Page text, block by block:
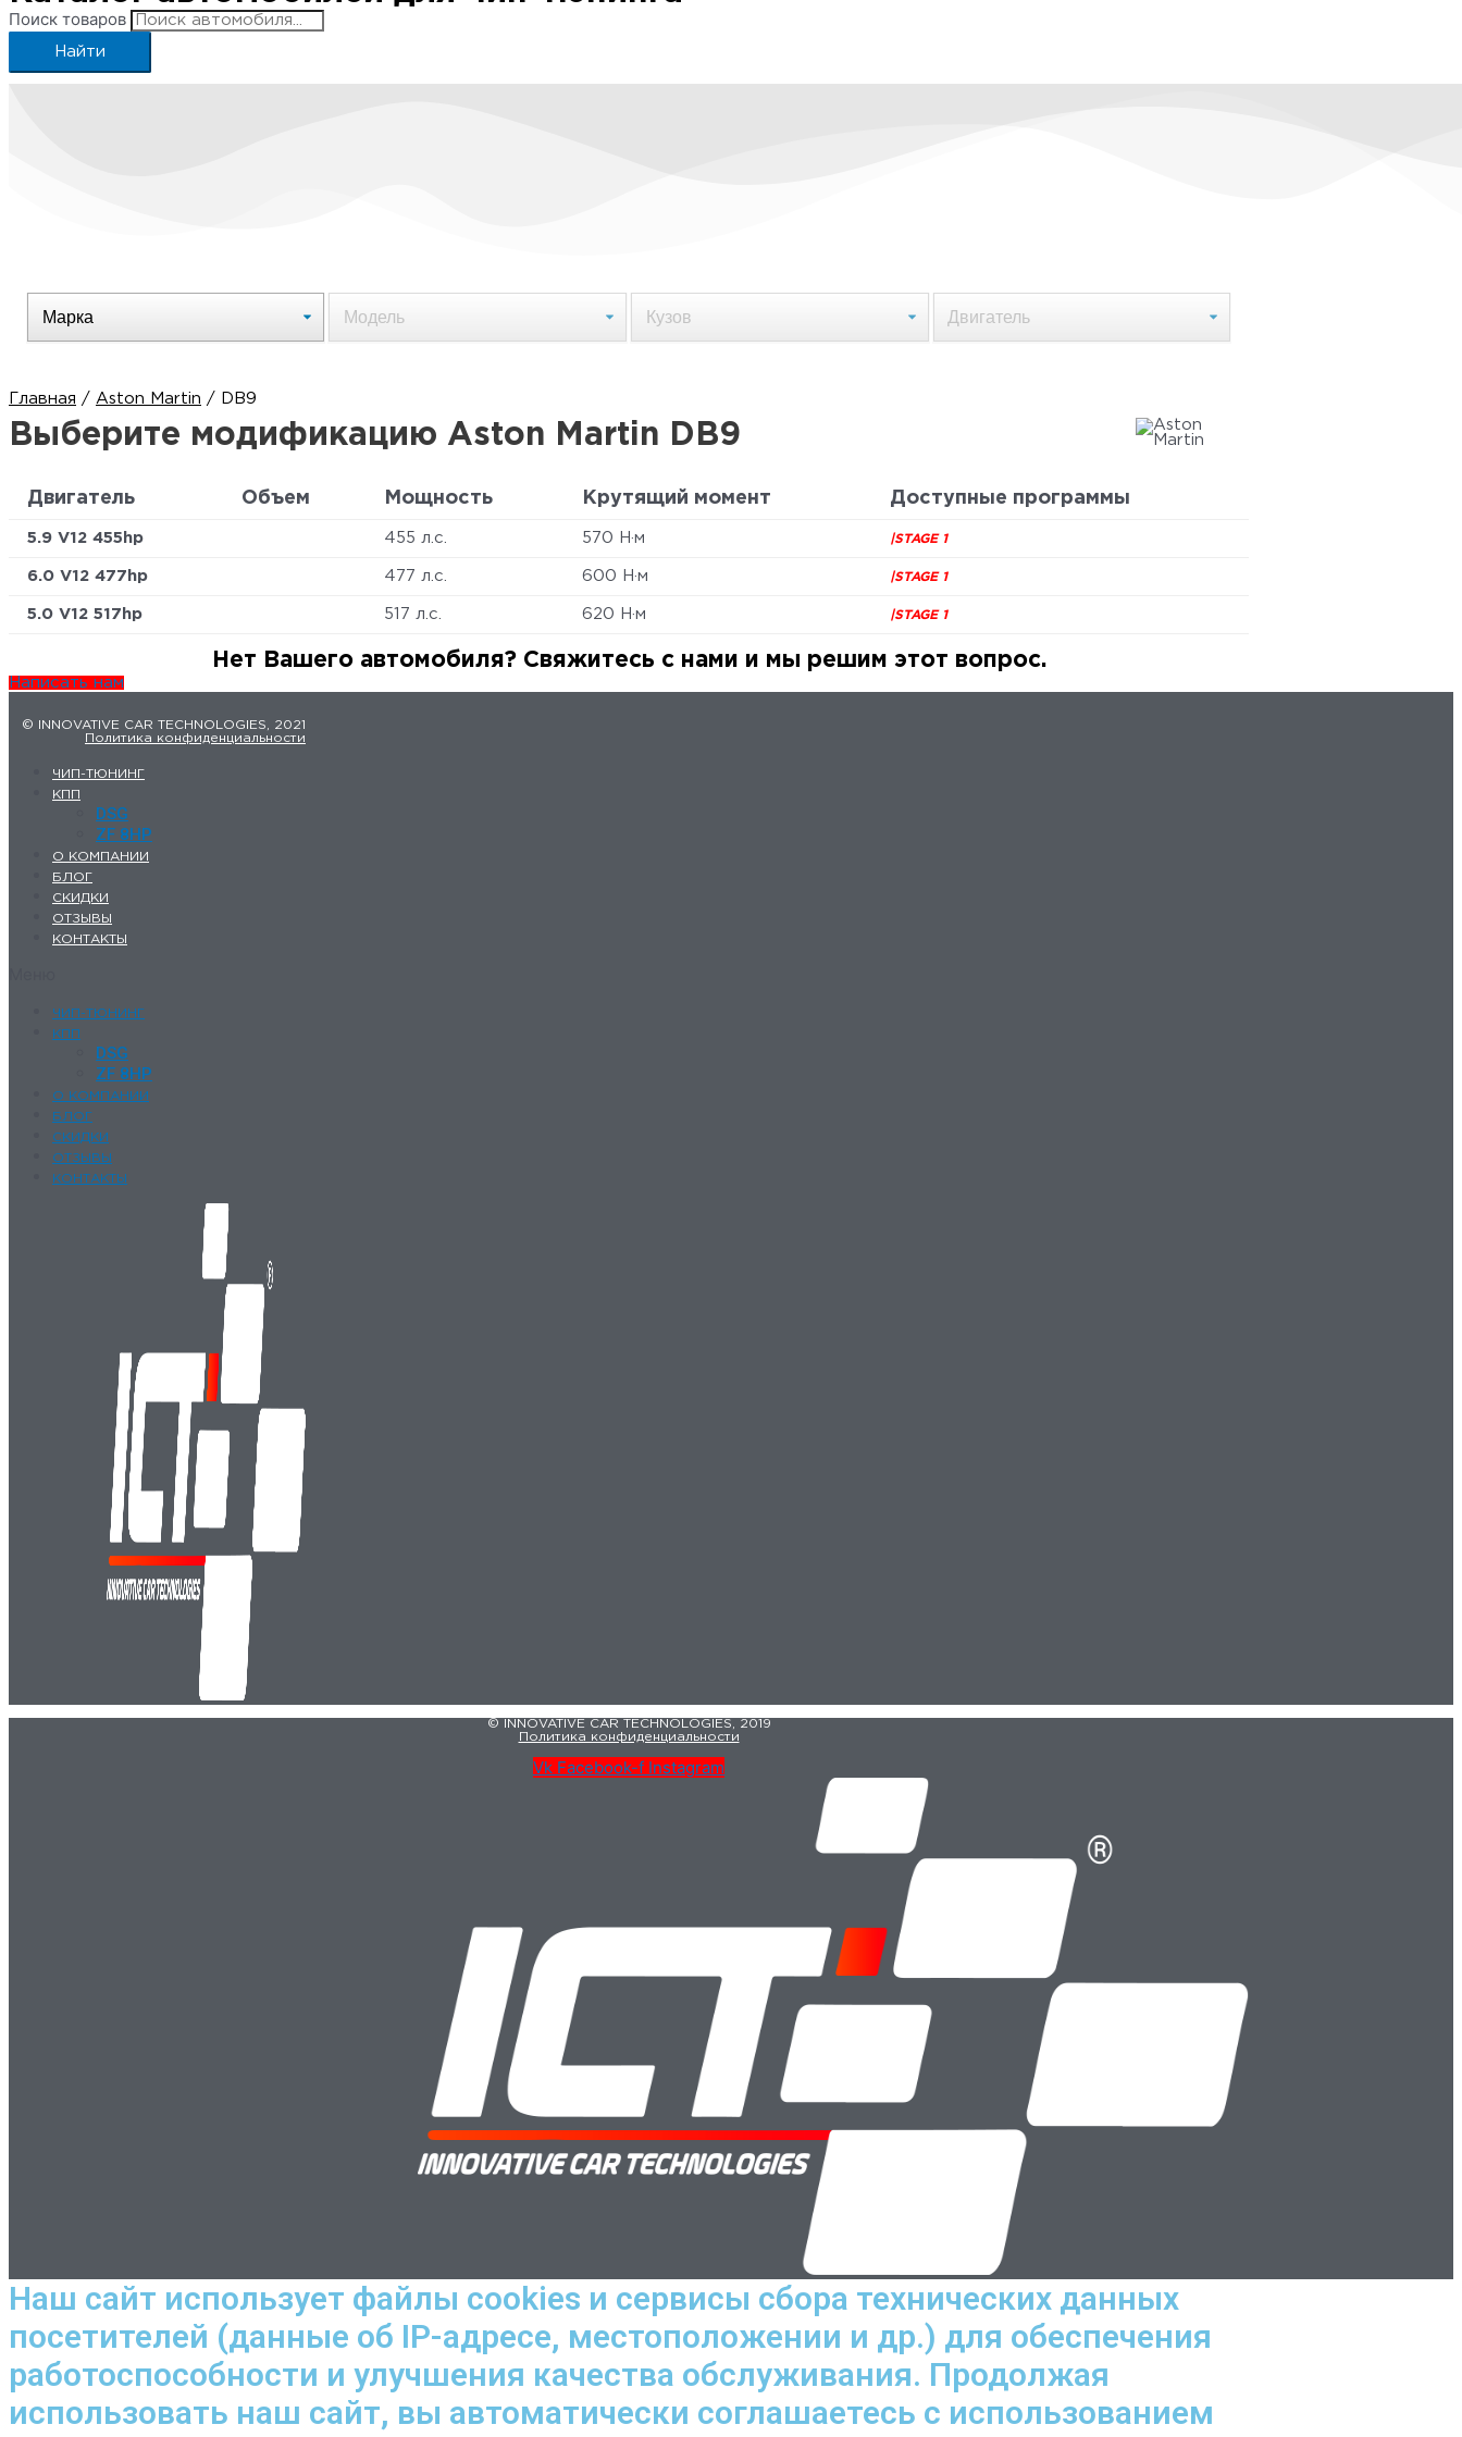
Поиск товаров
Найти
Главная / Aston Martin / DB9
Выберите модификацию Aston Martin DB9
Двигатель Объем Мощность Крутящий момент Доступные программы
5.9 V12 455hp 455 л.с. 570 Н·м |STAGE 1
6.0 V12 477hp 477 л.с. 600 Н·м |STAGE 1
5.0 V12 517hp 517 л.с. 620 Н·м |STAGE 1
Нет Вашего автомобиля? Свяжитесь с нами и мы решим этот вопрос.
Написать нам
© INNOVATIVE CAR TECHNOLOGIES, 2021
Политика конфиденциальности
ЧИП-ТЮНИНГ
КПП
DSG
ZF 8HP
О КОМПАНИИ
БЛОГ
СКИДКИ
ОТЗЫВЫ
КОНТАКТЫ
ЧИП-ТЮНИНГ
КПП
DSG
ZF 8HP
О КОМПАНИИ
БЛОГ
СКИДКИ
ОТЗЫВЫ
КОНТАКТЫ
© INNOVATIVE CAR TECHNOLOGIES, 2019
Политика конфиденциальности
Vk Facebook-f Instagram
Наш сайт использует файлы cookies и сервисы сбора технических данных
посетителей (данные об IP-адресе, местоположении и др.) для обеспечения
работоспособности и улучшения качества обслуживания. Продолжая
использовать наш сайт, вы автоматически соглашаетесь с использованием